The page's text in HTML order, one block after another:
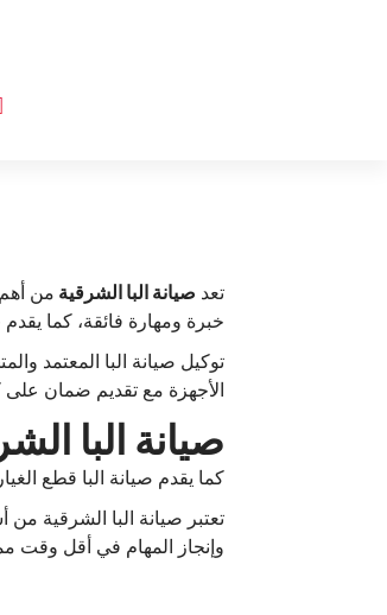
تعد صيانة البا الشرقية من
خبرة ومهارة فائقة، كما
توكيل صيانة البا المعتمد
الأجهزة مع تقديم ضمان على
صيانة البا الشرقية 01100786152 رقم
كما يقدم صيانة البا قطع
تعتبر صيانة البا الشرقية
وإنجاز المهام في أقل وقت